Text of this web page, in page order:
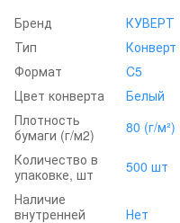
Бренд
КУВЕРТ
Тип
Конверт
Формат
C5
Цвет конверта
Белый
Плотность
бумаги (г/м2)
80 (г/м²)
Количество в
упаковке, шт
500 шт
Наличие
внутренней
Нет